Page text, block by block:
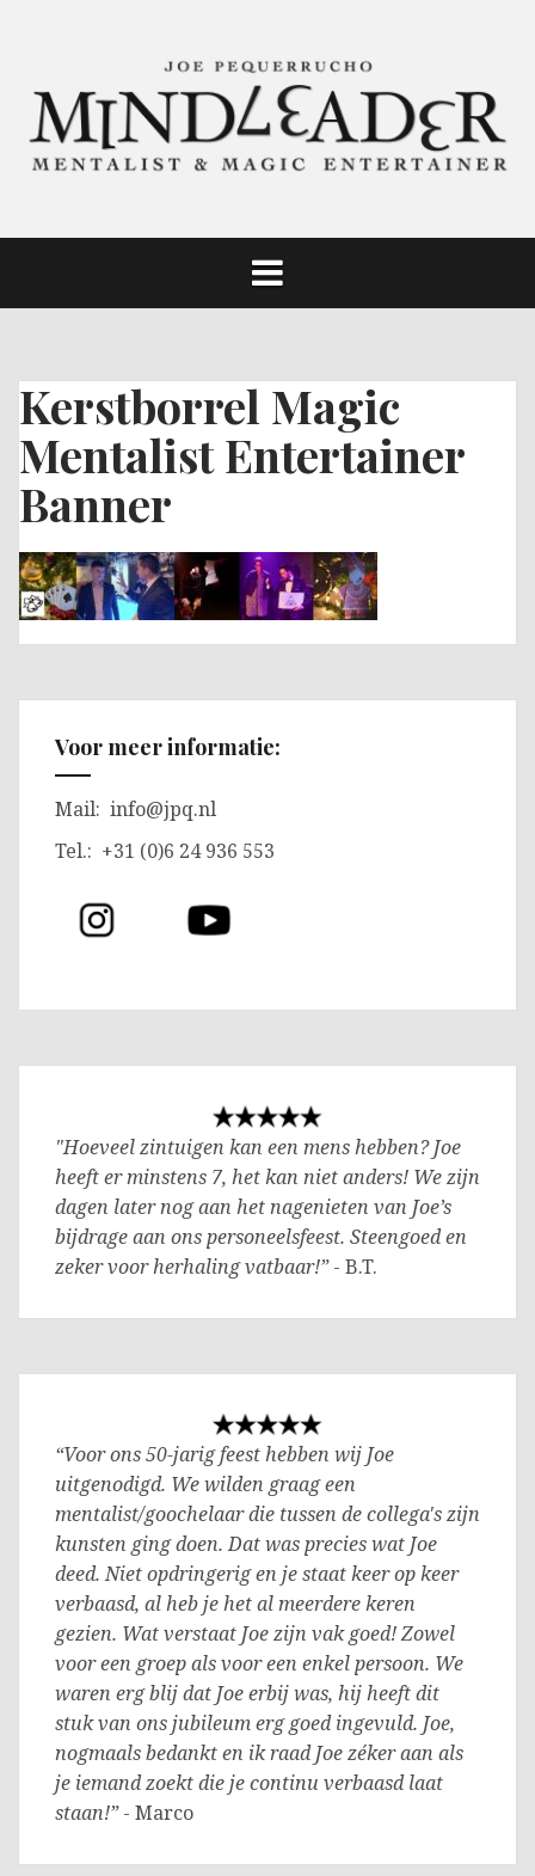
Kerstborrel Magic
Mentalist Entertainer
Banner
Voor meer informatie:
Mail: info@jpq.nl
Tel.: +31 (0)6 24 936 553
"Hoeveel zintuigen kan een mens hebben? Joe
heeft er minstens 7, het kan niet anders! We zijn
dagen later nog aan het nagenieten van Joe’s
bijdrage aan ons personeelsfeest. Steengoed en
zeker voor herhaling vatbaar!”- B.T.
“Voor ons 50-jarig feest hebben wij Joe
uitgenodigd. We wilden graag een
mentalist/goochelaar die tussen de collega's zijn
kunsten ging doen. Dat was precies wat Joe
deed. Niet opdringerig en je staat keer op keer
verbaasd, al heb je het al meerdere keren
gezien. Wat verstaat Joe zijn vak goed! Zowel
voor een groep als voor een enkel persoon. We
waren erg blij dat Joe erbij was, hij heeft dit
stuk van ons jubileum erg goed ingevuld. Joe,
nogmaals bedankt en ik raad Joe zéker aan als
je iemand zoekt die je continu verbaasd laat
staan!”- Marco